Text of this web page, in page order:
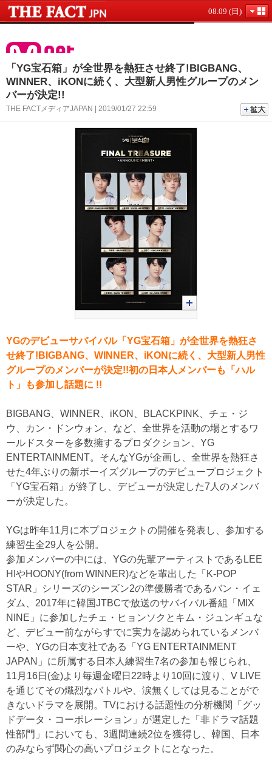
08.09 (日)
「YG宝石箱」が全世界を熱狂させ終了!BIGBANG、
WINNER、iKONに続く、大型新人男性グループのメン
バーが決定!!
THE FACTメディアJAPAN | 2019/01/27 22:59
YGのデビューサバイバル「YG宝石箱」が全世界を熱狂さ
せ終了!BIGBANG、WINNER、iKONに続く、大型新人男性
グループのメンバーが決定!!初の日本人メンバーも「ハル
ト」も参加し話題に !!
BIGBANG、WINNER、iKON、BLACKPINK、チェ・ジ
ウ、カン・ドンウォン、など、全世界を活動の場とするワ
ールドスターを多数擁するプロダクション、YG
ENTERTAINMENT。そんなYGが企画し、全世界を熱狂さ
せた4年ぶりの新ボーイズグループのデビュープロジェクト
「YG宝石箱」が終了し、デビューが決定した7人のメンバ
ーが決定した。
YGは昨年11月に本プロジェクトの開催を発表し、参加する
練習生全29人を公開。
参加メンバーの中には、YGの先輩アーティストであるLEE
HIやHOONY(from WINNER)などを輩出した「K-POP
STAR」シリーズのシーズン2の準優勝者であるバン・イェ
ダム、2017年に韓国JTBCで放送のサバイバル番組「MIX
NINE」に参加したチェ・ヒョンソクとキム・ジュンギュな
ど、デビュー前ながらすでに実力を認められているメンバ
ーや、YGの日本支社である「YG ENTERTAINMENT
JAPAN」に所属する日本人練習生7名の参加も報じられ、
11月16日(金)より毎週金曜日22時より10回に渡り、V LIVE
を通じてその熾烈なバトルや、涙無くしては見ることがで
きないドラマを展開。TVにおける話題性の分析機関「グッ
ドデータ・コーポレーション」が選定した「非ドラマ話題
性部門」においても、3週間連続2位を獲得し、韓国、日本
のみならず関心の高いプロジェクトにとなった。